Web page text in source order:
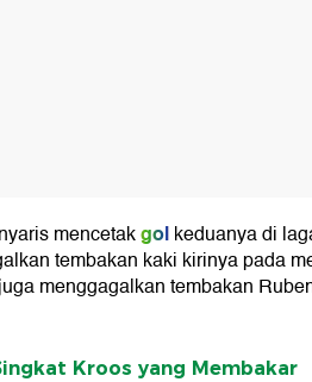
mencetakgolkeduanya di
tembakan kaki kirinya pada
menggagalkan tembakan
Kroos yang Membakar